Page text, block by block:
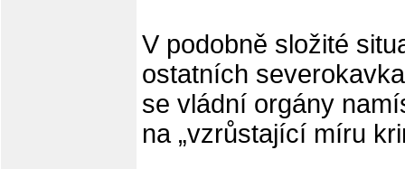
V podobně složité
ostatních
se vládní orgány
na „vzrůstající míru